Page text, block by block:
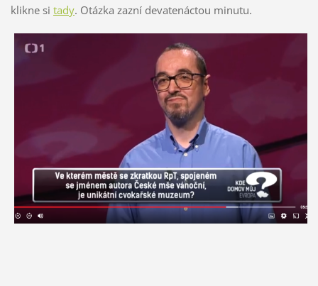
klikne si tady. Otázka zazní devatenáctou minutu.